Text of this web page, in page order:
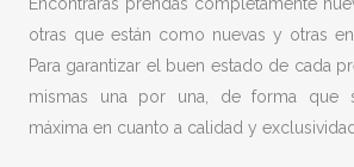
otras que están como nuevas y otras
Para garantizar el buen estado de cada
mismas una por una, de forma que
máxima en cuanto a calidad y exclusividad.